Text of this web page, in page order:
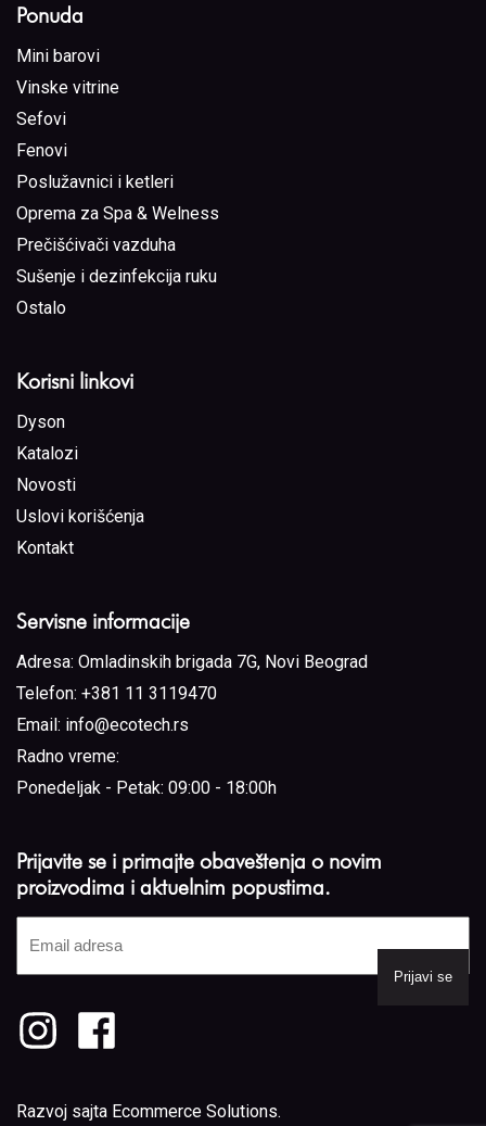
Ponuda
Mini barovi
Vinske vitrine
Sefovi
Fenovi
Poslužavnici i ketleri
Oprema za Spa & Welness
Prečišćivači vazduha
Sušenje i dezinfekcija ruku
Ostalo
Korisni linkovi
Dyson
Katalozi
Novosti
Uslovi korišćenja
Kontakt
Servisne informacije
Adresa: Omladinskih brigada 7G, Novi Beograd
Telefon: +381 11 3119470
Email: info@ecotech.rs
Radno vreme:
Ponedeljak - Petak: 09:00 - 18:00h
Prijavite se i primajte obaveštenja o novim
proizvodima i aktuelnim popustima.
adresa
Razvoj sajta Ecommerce Solutions.